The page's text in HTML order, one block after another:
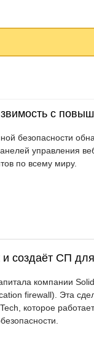
с
безопасности
управления
по всему миру.
создаёт СП
компании
firewall). Эта
которое